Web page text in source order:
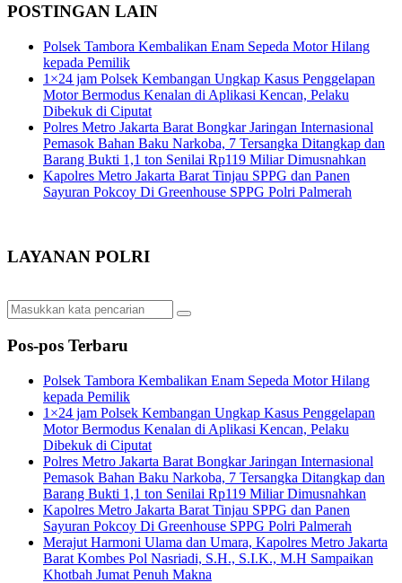
POSTINGAN LAIN
Polsek Tambora Kembalikan Enam Sepeda Motor Hilang
kepada Pemilik
1×24 jam Polsek Kembangan Ungkap Kasus Penggelapan
Motor Bermodus Kenalan di Aplikasi Kencan, Pelaku
Dibekuk di Ciputat
Polres Metro Jakarta Barat Bongkar Jaringan Internasional
Pemasok Bahan Baku Narkoba, 7 Tersangka Ditangkap dan
Barang Bukti 1,1 ton Senilai Rp119 Miliar Dimusnahkan
Kapolres Metro Jakarta Barat Tinjau SPPG dan Panen
Sayuran Pokcoy Di Greenhouse SPPG Polri Palmerah
LAYANAN POLRI
Pos-pos Terbaru
Polsek Tambora Kembalikan Enam Sepeda Motor Hilang
kepada Pemilik
1×24 jam Polsek Kembangan Ungkap Kasus Penggelapan
Motor Bermodus Kenalan di Aplikasi Kencan, Pelaku
Dibekuk di Ciputat
Polres Metro Jakarta Barat Bongkar Jaringan Internasional
Pemasok Bahan Baku Narkoba, 7 Tersangka Ditangkap dan
Barang Bukti 1,1 ton Senilai Rp119 Miliar Dimusnahkan
Kapolres Metro Jakarta Barat Tinjau SPPG dan Panen
Sayuran Pokcoy Di Greenhouse SPPG Polri Palmerah
Merajut Harmoni Ulama dan Umara, Kapolres Metro Jakarta
Barat Kombes Pol Nasriadi, S.H., S.I.K., M.H Sampaikan
Khotbah Jumat Penuh Makna